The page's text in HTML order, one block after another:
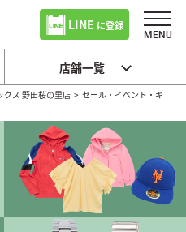
LINE に登録
店舗一覧
クス 野田桜の里店 >セール・イベント・キ